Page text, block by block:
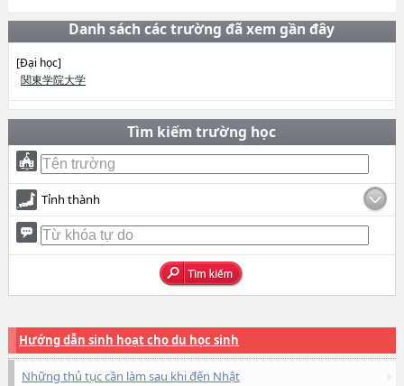
Danh sách các trường đã xem gần đây
[Đại học]
関東学院大学
Tìm kiếm trường học
Tỉnh thành
Hướng dẫn sinh hoạt cho du học sinh
Những thủ tục cần làm sau khi đến Nhật